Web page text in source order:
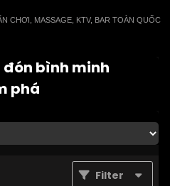
CHƠI, MASSAGE, KTV, BAR TOÀN QUỐC
đón bình minh
phá
Filter